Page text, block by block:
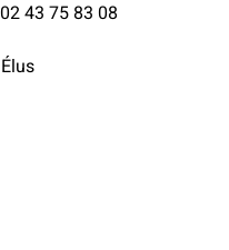
02 43 75 83 08